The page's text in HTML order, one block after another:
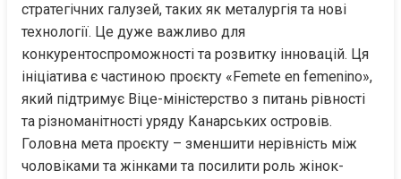
стратегічних галузей, таких як металургія та нові
технології. Це дуже важливо для
конкурентоспроможності та розвитку інновацій. Ця
ініціатива є частиною проєкту «Femete en femenino»,
який підтримує Віце-міністерство з питань рівності
та різноманітності уряду Канарських островів.
Головна мета проєкту – зменшити нерівність між
чоловіками та жінками та посилити роль жінок-